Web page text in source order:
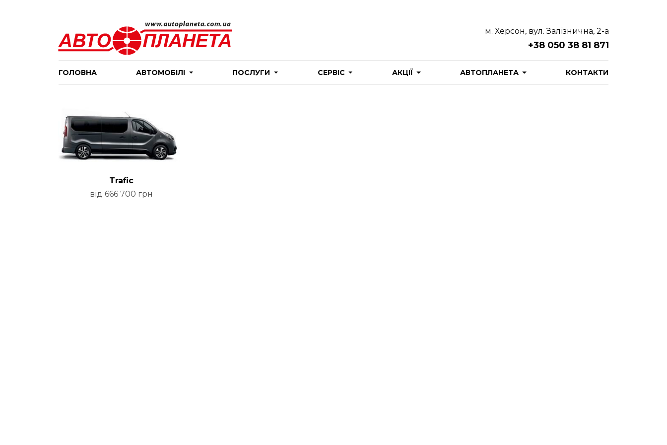
м. Херсон, вул. Залізнична, 2-а
+38 050 38 81 871
ГОЛОВНА АВТОМОБІЛІ ПОСЛУГИ СЕРВІС АКЦІЇ АВТОПЛАНЕТА КОНТАКТИ
Trafic
від 666 700 грн